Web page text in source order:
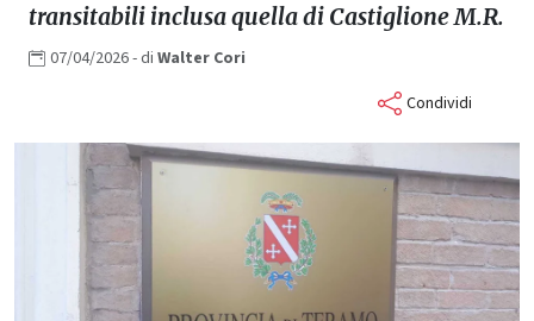
transitabili inclusa quella di Castiglione M.R.
07/04/2026- di Walter Cori
Condividi